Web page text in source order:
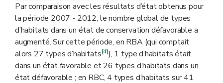
spécifiques (ex. de type d'habitats : hêtraie à luzule,
pelouse calcaire ou tourbière haute).
* Un statut favorable ne peut généralement être obtenu
que si la tendance est stable ou en amélioration.
Par comparaison avec les résultats d’état obtenus pour
la période 2007 - 2012, le nombre global de types
d’habitats dans un état de conservation défavorable a
augmenté. Sur cette période, en RBA (qui comptait
alors 27 types d’habitats[4]), 1 type d’habitats était
dans un état favorable et 26 types d’habitats dans un
état défavorable ; en RBC, 4 types d’habitats sur 41